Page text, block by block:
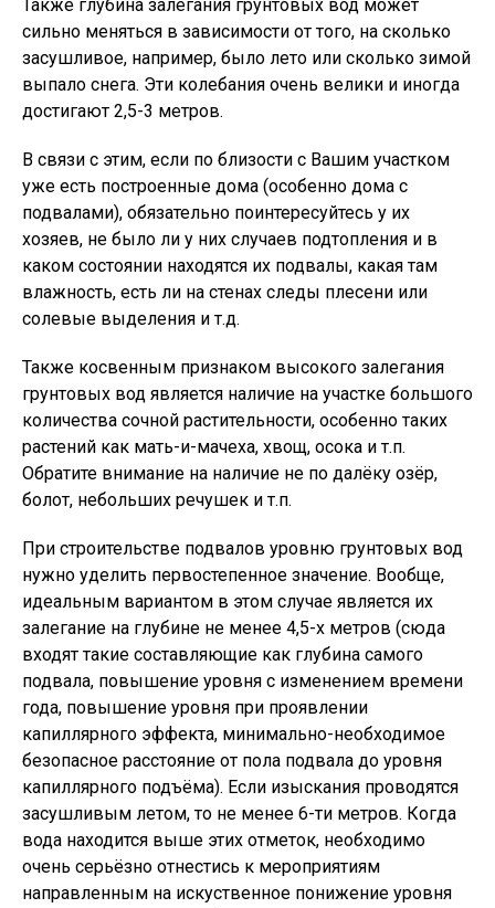
Также глубина залегания грунтовых вод может
сильно меняться в зависимости от того, на сколько
засушливое, например, было лето или сколько зимой
выпало снега. Эти колебания очень велики и иногда
достигают 2,5-3 метров.
В связи с этим, если по близости с Вашим участком
уже есть построенные дома (особенно дома с
подвалами), обязательно поинтересуйтесь у их
хозяев, не было ли у них случаев подтопления и в
каком состоянии находятся их подвалы, какая там
влажность, есть ли на стенах следы плесени или
солевые выделения и т.д.
Также косвенным признаком высокого залегания
грунтовых вод является наличие на участке большого
количества сочной растительности, особенно таких
растений как мать-и-мачеха, хвощ, осока и т.п.
Обратите внимание на наличие не по далёку озёр,
болот, небольших речушек и т.п.
При строительстве подвалов уровню грунтовых вод
нужно уделить первостепенное значение. Вообще,
идеальным вариантом в этом случае является их
залегание на глубине не менее 4,5-х метров (сюда
входят такие составляющие как глубина самого
подвала, повышение уровня с изменением времени
года, повышение уровня при проявлении
капиллярного эффекта, минимально-необходимое
безопасное расстояние от пола подвала до уровня
капиллярного подъёма). Если изыскания проводятся
засушливым летом, то не менее 6-ти метров. Когда
вода находится выше этих отметок, необходимо
очень серьёзно отнестись к мероприятиям
направленным на искуственное понижение уровня